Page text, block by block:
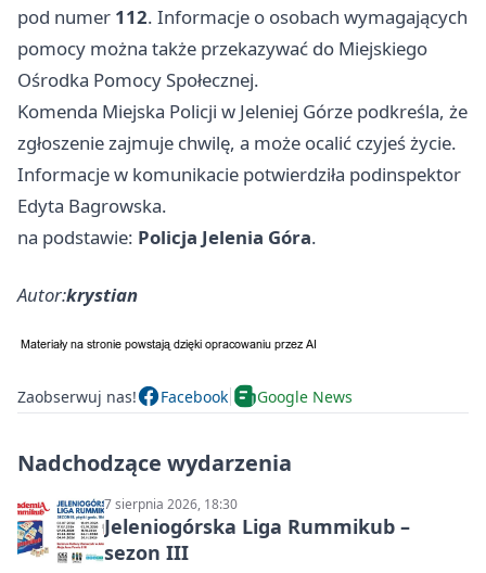
pod numer 112. Informacje o osobach wymagających
pomocy można także przekazywać do Miejskiego
Ośrodka Pomocy Społecznej.
Komenda Miejska Policji w Jeleniej Górze podkreśla, że
zgłoszenie zajmuje chwilę, a może ocalić czyjeś życie.
Informacje w komunikacie potwierdziła podinspektor
Edyta Bagrowska.
na podstawie: Policja Jelenia Góra.
Autor:krystian
Zaobserwuj nas! Facebook Google News
Nadchodzące wydarzenia
7 sierpnia 2026, 18:30
Jeleniogórska Liga Rummikub –
sezon III